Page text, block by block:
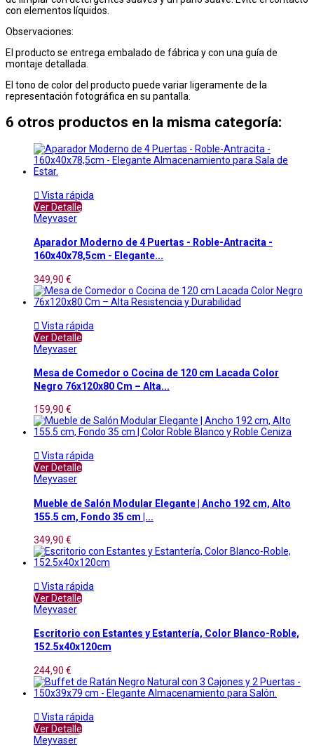
con elementos líquidos.
Observaciones:
El producto se entrega embalado de fábrica y con una guía de
montaje detallada.
El tono de color del producto puede variar ligeramente de la
representación fotográfica en su pantalla.
6 otros productos en la misma categoría:
 Vista rápida
Ver Detalle
Meyvaser
Aparador Moderno de 4 Puertas - Roble-Antracita -
160x40x78,5cm - Elegante...
349,90 €
 Vista rápida
Ver Detalle
Meyvaser
Mesa de Comedor o Cocina de 120 cm Lacada Color
Negro 76x120x80 Cm – Alta...
159,90 €
 Vista rápida
Ver Detalle
Meyvaser
Mueble de Salón Modular Elegante | Ancho 192 cm, Alto
155.5 cm, Fondo 35 cm |...
349,90 €
 Vista rápida
Ver Detalle
Meyvaser
Escritorio con Estantes y Estantería, Color Blanco-Roble,
152.5x40x120cm
244,90 €
 Vista rápida
Ver Detalle
Meyvaser